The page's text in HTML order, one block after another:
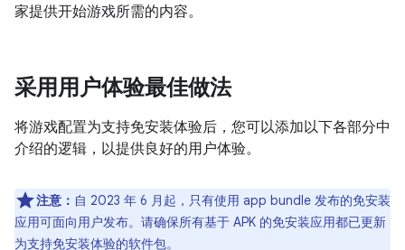
家提供开始游戏所需的内容。
采用用户体验最佳做法
将游戏配置为支持免安装体验后，您可以添加以下各部分中
介绍的逻辑，以提供良好的用户体验。
注意： 自 2023 年 6 月起，只有使用 app bundle 发布的免安装
应用可面向用户发布。请确保所有基于 APK 的免安装应用都已更新
为支持免安装体验的软件包。